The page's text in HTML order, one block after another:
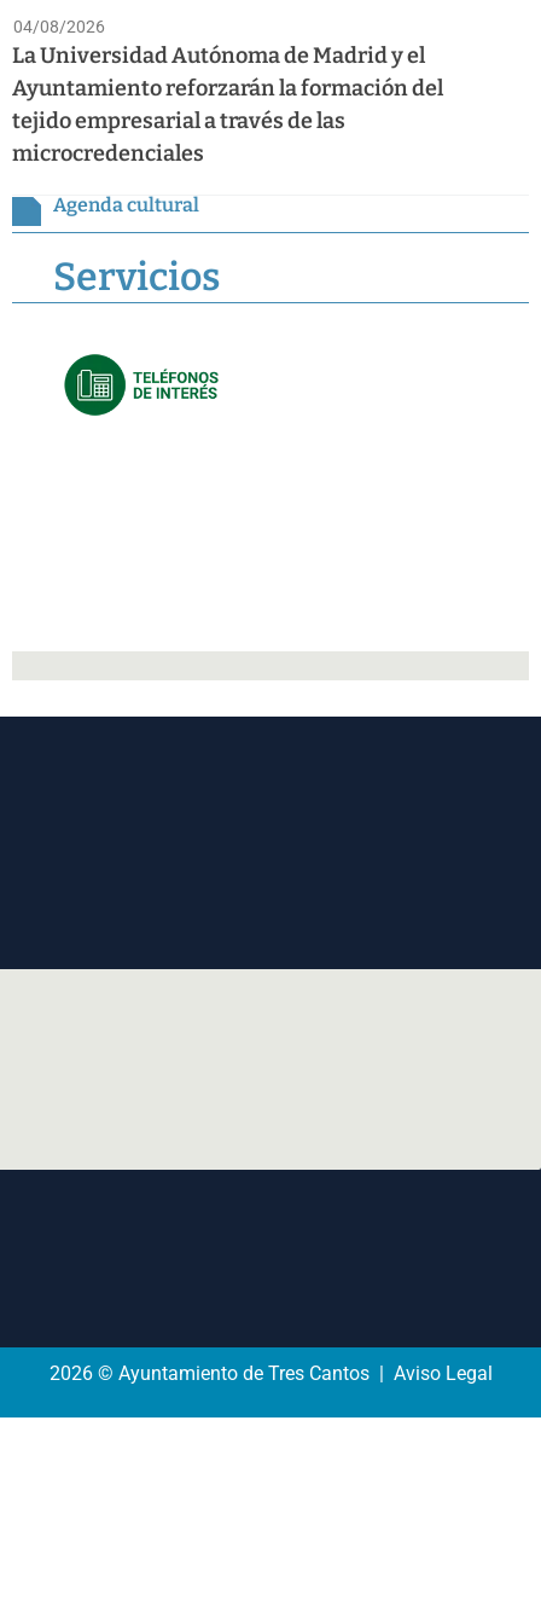
04/08/2026
La Universidad Autónoma de Madrid y el
Ayuntamiento reforzarán la formación del
tejido empresarial a través de las
microcredenciales
Agenda cultural
Servicios
2026 © Ayuntamiento de Tres Cantos | Aviso Legal